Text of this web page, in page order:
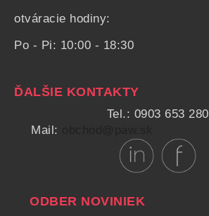
otváracie hodiny:
Po - Pi: 10:00 - 18:30
ĎALŠIE KONTAKTY
Tel.: 0903 653 280
Mail:
ODBER NOVINIEK